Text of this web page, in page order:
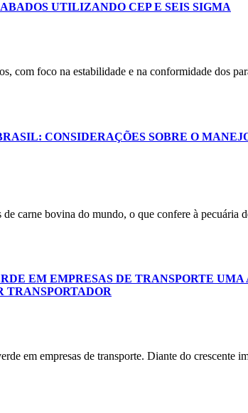
UTILIZANDO CEP E SEIS SIGMA
foco na estabilidade e na conformidade dos
CONSIDERAÇÕES SOBRE O
carne bovina do mundo, o que confere à pecuária
EM EMPRESAS DE TRANSPORTE
TRANSPORTADOR
em empresas de transporte. Diante do crescente